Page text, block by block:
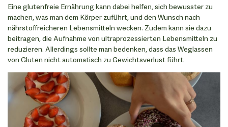
Eine glutenfreie Ernährung kann dabei helfen, sich bewusster zu
machen, was man dem Körper zuführt, und den Wunsch nach
nährstoffreicheren Lebensmitteln wecken. Zudem kann sie dazu
beitragen, die Aufnahme von ultraprozessierten Lebensmitteln zu
reduzieren. Allerdings sollte man bedenken, dass das Weglassen
von Gluten nicht automatisch zu Gewichtsverlust führt.